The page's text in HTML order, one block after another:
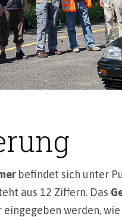
befindet sich unter
aus 12 Ziffern. Das
eingegeben werden,